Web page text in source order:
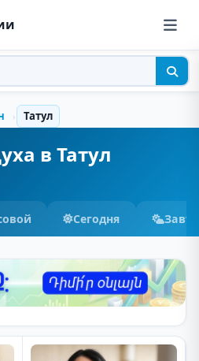
› Татул
в Татул
Сегодня